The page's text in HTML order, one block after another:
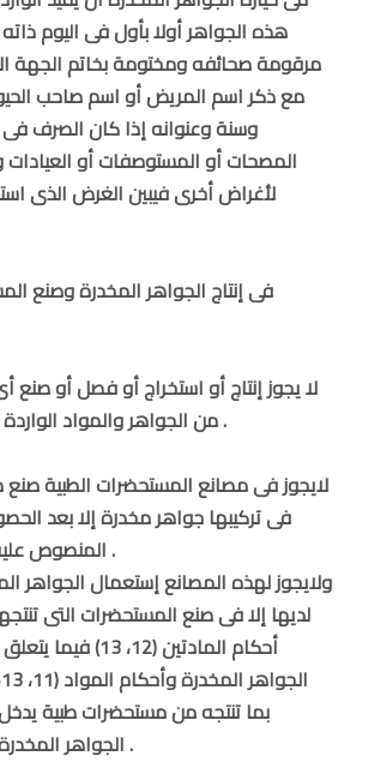
هذه الجواهر أولا بأول فى اليوم
مرقومة صحائفه ومختومة بخاتم الجهة
مع ذكر اسم المريض أو اسم صاحب
وسنة وعنوانه إذا كان الصرف
المصحات أو المستوصفات أو
لأغراض أخرى فيبين الغرض الذى
فى إنتاج الجواهر المخدرة وصنع
لا يجوز إنتاج أو استخراج أو فصل أو
من الجواهر والمواد الواردة بالجدول رقم (1) .
لايجوز فى مصانع المستحضرات الطبية
فى تركيبها جواهر مخدرة إلا بعد
المنصوص عليه فى المادة (7) .
ولايجوز لهذه المصانع إستعمال الجواهر
لديها إلا فى صنع المستحضرات التى
أحكام المادتين (12،
بما تنتجه من مستحضرات طبية
الجواهر المخدرة بأية نسبة كانت .